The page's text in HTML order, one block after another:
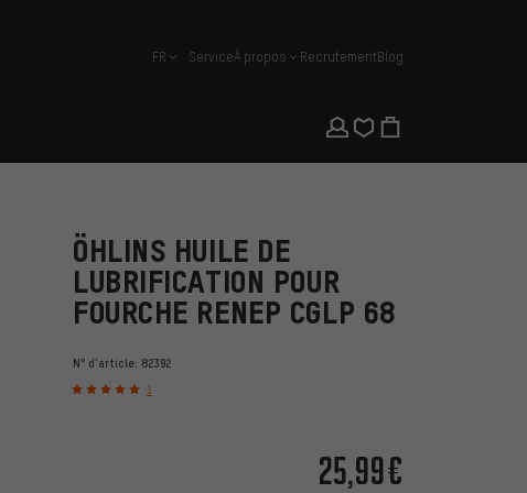
français
FR ServiceÀ propos RecrutementBlog
ÖHLINS HUILE DE
LUBRIFICATION POUR
FOURCHE RENEP CGLP 68
N° d'article: 82392
1
25,99€